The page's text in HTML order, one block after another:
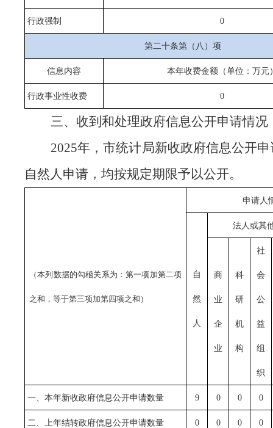
行政强制 0
第二十条第（八）项
信息内容 本年收费金额（单位：万元
行政事业性收费 0
三、收到和处理政府信息公开申请情况
2025年，市统计局新收政府信息公开
自然人申请，均按规定期限予以公开。
（本列数据的勾稽关系为：第一项加第二项
之和，等于第三项加第四项之和）
申请人
自
然
人
法人或其
商
业
企
业
科
研
机
构
社
会
公
益
组
织
一、本年新收政府信息公开申请数量 9 0 0 0
二、上年结转政府信息公开申请数量 0 0 0 0